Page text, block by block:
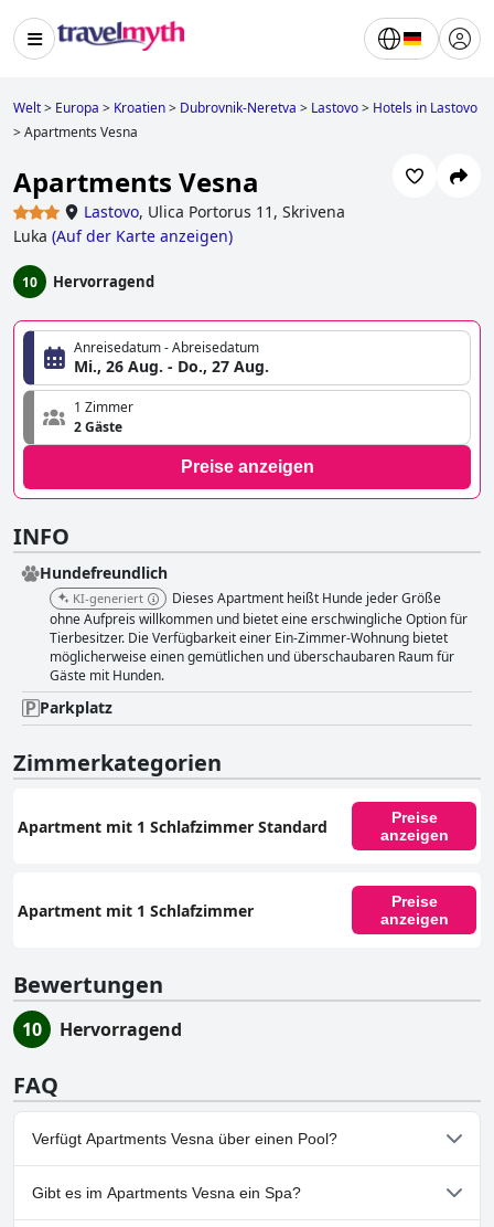
Welt> Europa > Kroatien> Dubrovnik-Neretva > Lastovo> Hotels in Lastovo
>Apartments Vesna
Apartments Vesna
Lastovo, Ulica Portorus 11, Skrivena
Luka (Auf der Karte anzeigen)
10 Hervorragend
Anreisedatum - Abreisedatum
Mi., 26 Aug. - Do., 27 Aug.
1 Zimmer
2 Gäste
Preise anzeigen
INFO
Hundefreundlich
KI-generiert
Dieses Apartment heißt Hunde jeder Größe
ohne Aufpreis willkommen und bietet eine erschwingliche Option für
Tierbesitzer. Die Verfügbarkeit einer Ein-Zimmer-Wohnung bietet
möglicherweise einen gemütlichen und überschaubaren Raum für
Gäste mit Hunden.
Parkplatz
Zimmerkategorien
Apartment mit 1 Schlafzimmer Standard
Preise
anzeigen
Apartment mit 1 Schlafzimmer
Preise
anzeigen
Bewertungen
10 Hervorragend
FAQ
Verfügt Apartments Vesna über einen Pool?
Nein, Apartments Vesna hat keinen Pool.
Gibt es im Apartments Vesna ein Spa?